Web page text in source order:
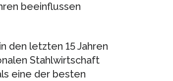
beeinflussen
den letzten 15 Jahren
Stahlwirtschaft
eine der besten